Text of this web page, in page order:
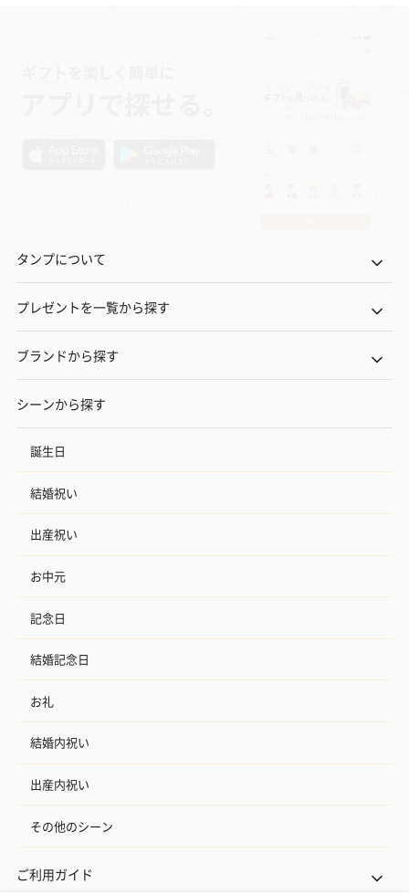
タンプについて
プレゼントを一覧から探す
ブランドから探す
シーンから探す
誕生日
結婚祝い
出産祝い
お中元
記念日
結婚記念日
お礼
結婚内祝い
出産内祝い
その他のシーン
ご利用ガイド